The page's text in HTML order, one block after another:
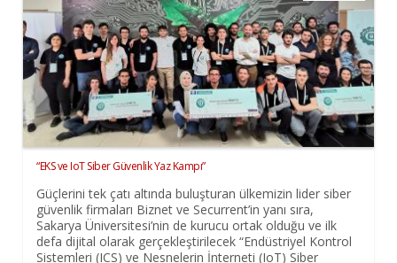
“EKS ve IoT Siber Güvenlik Yaz Kampı”
Güçlerini tek çatı altında buluşturan ülkemizin lider siber
güvenlik firmaları Biznet ve Securrent’in yanı sıra,
Sakarya Üniversitesi’nin de kurucu ortak olduğu ve ilk
defa dijital olarak gerçekleştirilecek “Endüstriyel Kontrol
Sistemleri (ICS) ve Nesnelerin İnterneti (IoT) Siber